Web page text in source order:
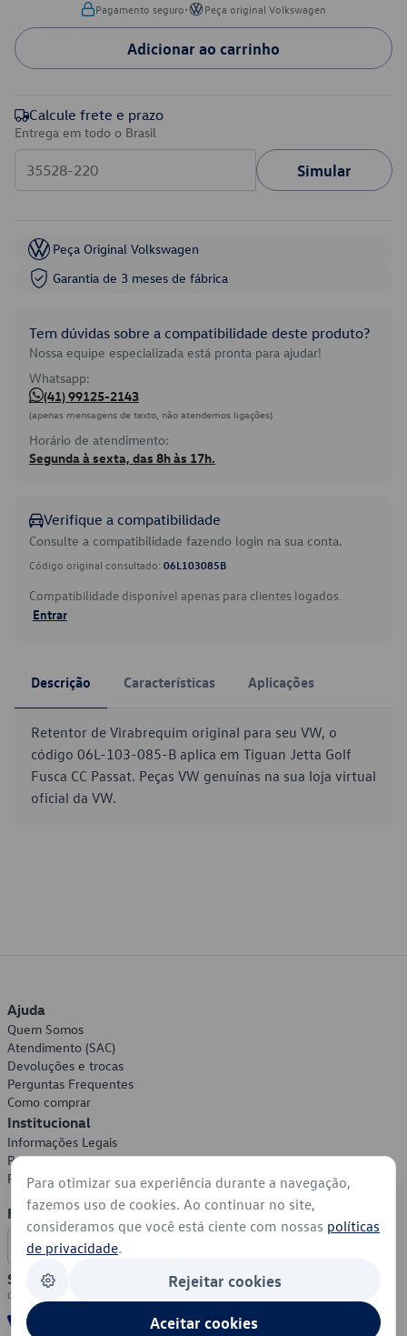
Pagamento seguro• Peça original Volkswagen
Adicionar ao carrinho
Calcule frete e prazo
Entrega em todo o Brasil
Simular
Peça Original Volkswagen
Garantia de 3 meses de fábrica
Tem dúvidas sobre a compatibilidade deste produto?
Nossa equipe especializada está pronta para ajudar!
Whatsapp:
(41) 99125-2143
(apenas mensagens de texto, não atendemos ligações)
Horário de atendimento:
Segunda à sexta, das 8h às 17h.
Verifique a compatibilidade
Consulte a compatibilidade fazendo login na sua conta.
Código original consultado: 06L103085B
Compatibilidade disponível apenas para clientes logados.
Entrar
Descrição Características Aplicações
Retentor de Virabrequim original para seu VW, o
código 06L-103-085-B aplica em Tiguan Jetta Golf
Fusca CC Passat. Peças VW genuínas na sua loja virtual
oficial da VW.
Ajuda
Quem Somos
Atendimento (SAC)
Devoluções e trocas
Perguntas Frequentes
Como comprar
Institucional
Informações Legais
Política de Privacidade
Política de Cookies
Formas de Pagamento
Segurança
Para otimizar sua experiência durante a navegação,
fazemos uso de cookies. Ao continuar no site,
consideramos que você está ciente com nossas políticas
de privacidade.
Rejeitar cookies
Aceitar cookies